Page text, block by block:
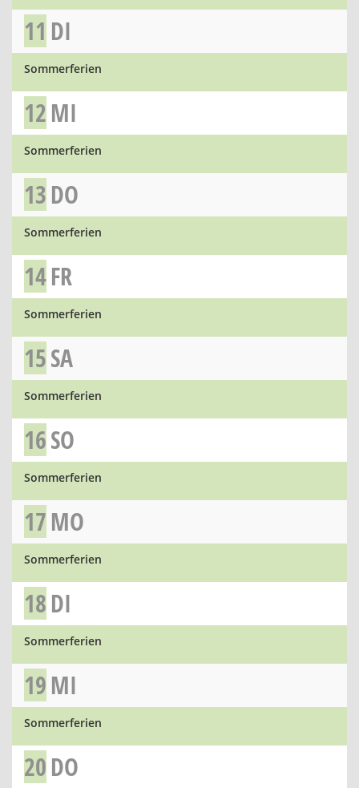
11 DI
Sommerferien
12MI
Sommerferien
13DO
Sommerferien
14FR
Sommerferien
15SA
Sommerferien
16SO
Sommerferien
17MO
Sommerferien
18DI
Sommerferien
19MI
Sommerferien
20DO